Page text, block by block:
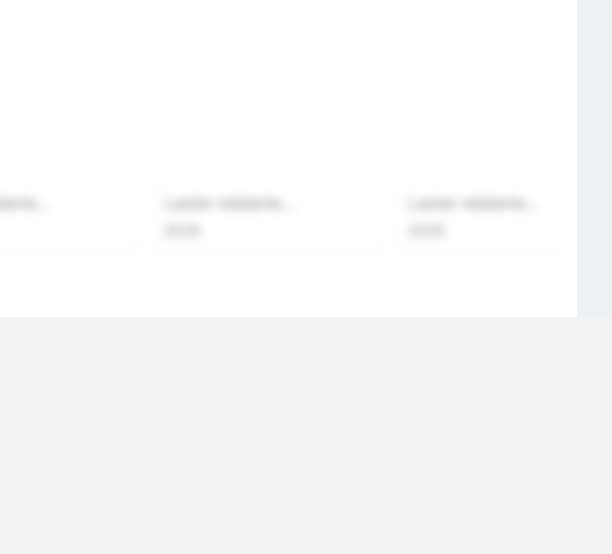
Laster relaterte... Laster relaterte...